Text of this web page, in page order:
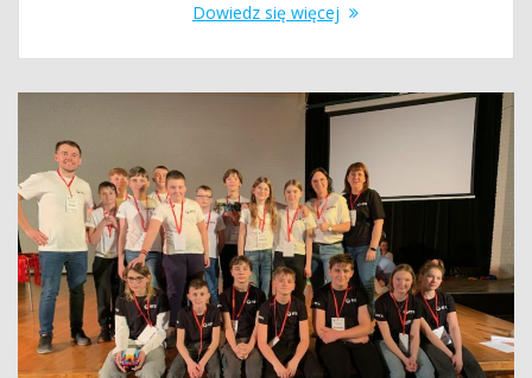
Dowiedz się więcej